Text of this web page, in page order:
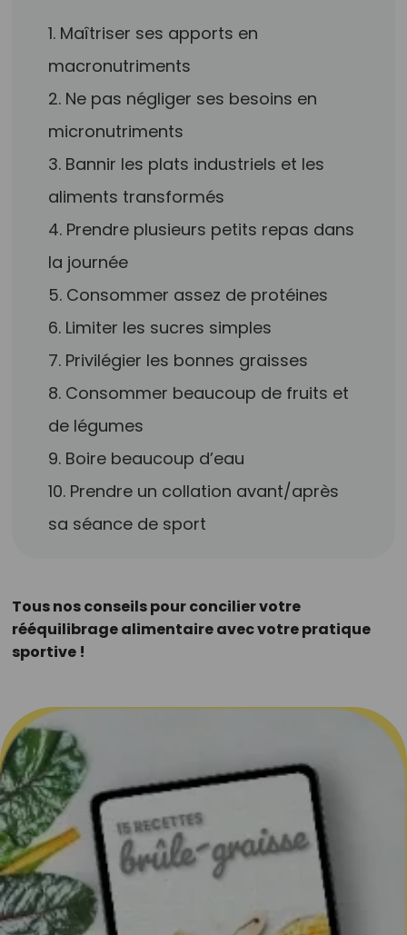
1. Maîtriser ses apports en
macronutriments
2. Ne pas négliger ses besoins en
micronutriments
3. Bannir les plats industriels et les
aliments transformés
4. Prendre plusieurs petits repas dans
la journée
5. Consommer assez de protéines
6. Limiter les sucres simples
7. Privilégier les bonnes graisses
8. Consommer beaucoup de fruits et
de légumes
9. Boire beaucoup d’eau
10. Prendre un collation avant/après
sa séance de sport
Tous nos conseils pour concilier votre
rééquilibrage alimentaire avec votre pratique
sportive !